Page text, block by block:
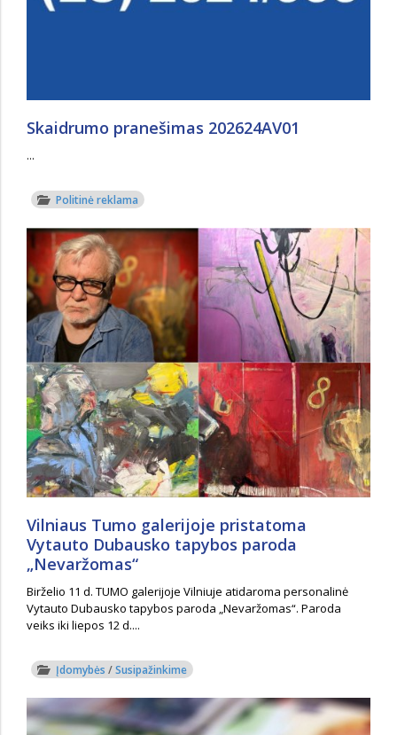
Skaidrumo pranešimas 202624AV01
...
Politinė reklama
Vilniaus Tumo galerijoje pristatoma
Vytauto Dubausko tapybos paroda
„Nevaržomas“
Birželio 11 d. TUMO galerijoje Vilniuje atidaroma personalinė
Vytauto Dubausko tapybos paroda „Nevaržomas“. Paroda
veiks iki liepos 12 d....
Įdomybės /Susipažinkime